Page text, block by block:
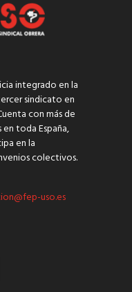
integrado en la
sindicato en
con más de
en toda España,
en la
colectivos.
uso.es